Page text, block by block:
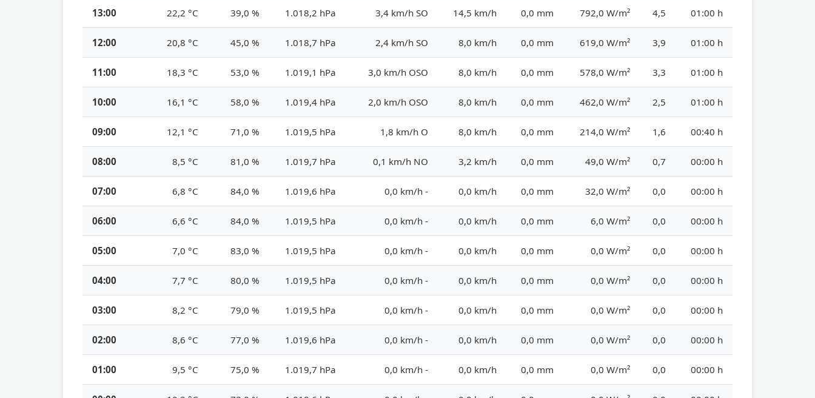
13:00 22,2 °C 39,0 % 1.018,2 hPa 3,4 km/h SO 14,5 km/h 0,0 mm 792,0 W/m² 4,5 01:00 h
12:00 20,8 °C 45,0 % 1.018,7 hPa 2,4 km/h SO 8,0 km/h 0,0 mm 619,0 W/m² 3,9 01:00 h
11:00 18,3 °C 53,0 % 1.019,1 hPa 3,0 km/h OSO 8,0 km/h 0,0 mm 578,0 W/m² 3,3 01:00 h
10:00 16,1 °C 58,0 % 1.019,4 hPa 2,0 km/h OSO 8,0 km/h 0,0 mm 462,0 W/m² 2,5 01:00 h
09:00 12,1 °C 71,0 % 1.019,5 hPa 1,8 km/h O 8,0 km/h 0,0 mm 214,0 W/m² 1,6 00:40 h
08:00 8,5 °C 81,0 % 1.019,7 hPa 0,1 km/h NO 3,2 km/h 0,0 mm 49,0 W/m² 0,7 00:00 h
07:00 6,8 °C 84,0 % 1.019,6 hPa 0,0 km/h - 0,0 km/h 0,0 mm 32,0 W/m² 0,0 00:00 h
06:00 6,6 °C 84,0 % 1.019,5 hPa 0,0 km/h - 0,0 km/h 0,0 mm 6,0 W/m² 0,0 00:00 h
05:00 7,0 °C 83,0 % 1.019,5 hPa 0,0 km/h - 0,0 km/h 0,0 mm 0,0 W/m² 0,0 00:00 h
04:00 7,7 °C 80,0 % 1.019,5 hPa 0,0 km/h - 0,0 km/h 0,0 mm 0,0 W/m² 0,0 00:00 h
03:00 8,2 °C 79,0 % 1.019,5 hPa 0,0 km/h - 0,0 km/h 0,0 mm 0,0 W/m² 0,0 00:00 h
02:00 8,6 °C 77,0 % 1.019,6 hPa 0,0 km/h - 0,0 km/h 0,0 mm 0,0 W/m² 0,0 00:00 h
01:00 9,5 °C 75,0 % 1.019,7 hPa 0,0 km/h - 0,0 km/h 0,0 mm 0,0 W/m² 0,0 00:00 h